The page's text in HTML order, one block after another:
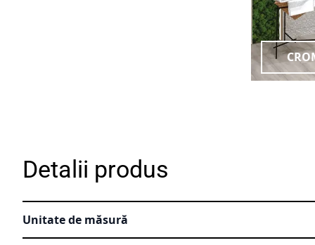
Detalii produs
Unitate de măsură